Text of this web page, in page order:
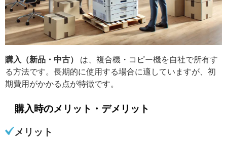
購入（新品・中古）
は、複合機・コピー機を自社で所有す
る方法です。長期的に使用する場合に適していますが、初
期費用がかかる点が特徴です。
購入時のメリット・デメリット
メリット